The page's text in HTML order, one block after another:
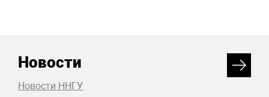
Новости
Новости ННГУ